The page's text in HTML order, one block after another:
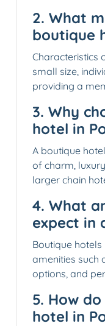
2. What
boutique
Characteristics
small size,
providing a
3. Why
hotel in
A boutique
of charm,
larger chain
4. What
expect in
Boutique
amenities such
options, and
5. How
hotel in